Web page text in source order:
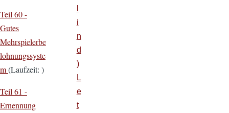
Teil 60 -
Gutes
Mehrspielerbe
lohnungssyste
m(Laufzeit: )
Teil 61 -
Ernennung
i
n
d
)
L
e
t